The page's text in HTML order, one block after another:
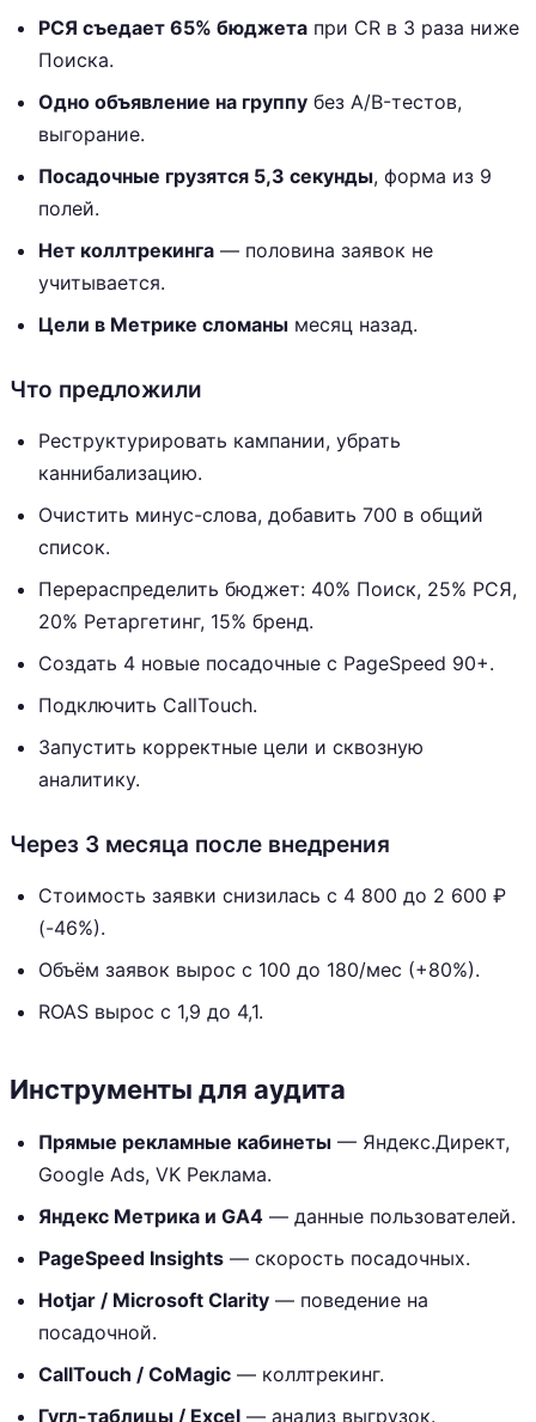
РСЯ съедает 65% бюджета при CR в 3 раза ниже
Поиска.
Одно объявление на группу без A/B-тестов,
выгорание.
Посадочные грузятся 5,3 секунды, форма из 9
полей.
Нет коллтрекинга — половина заявок не
учитывается.
Цели в Метрике сломаны месяц назад.
Что предложили
Реструктурировать кампании, убрать
каннибализацию.
Очистить минус-слова, добавить 700 в общий
список.
Перераспределить бюджет: 40% Поиск, 25% РСЯ,
20% Ретаргетинг, 15% бренд.
Создать 4 новые посадочные с PageSpeed 90+.
Подключить CallTouch.
Запустить корректные цели и сквозную
аналитику.
Через 3 месяца после внедрения
Стоимость заявки снизилась с 4 800 до 2 600 ₽
(-46%).
Объём заявок вырос с 100 до 180/мес (+80%).
ROAS вырос с 1,9 до 4,1.
Инструменты для аудита
Прямые рекламные кабинеты — Яндекс.Директ,
Google Ads, VK Реклама.
Яндекс Метрика и GA4 — данные пользователей.
PageSpeed Insights — скорость посадочных.
Hotjar / Microsoft Clarity — поведение на
посадочной.
CallTouch / CoMagic — коллтрекинг.
Гугл-таблицы / Excel — анализ выгрузок.